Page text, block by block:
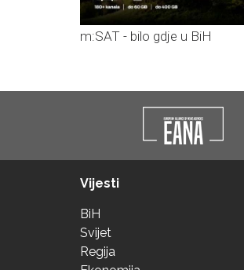
m:SAT - bilo gdje u BiH
Vijesti
BiH
Svijet
Regija